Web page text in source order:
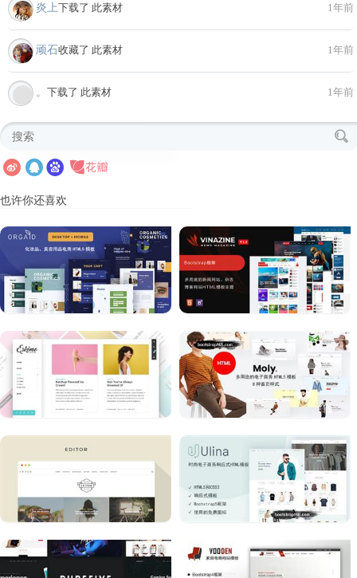
炎上下载了 此素材 1年前
顽石收藏了 此素材 1年前
。 下载了 此素材 1年前
也许你还喜欢